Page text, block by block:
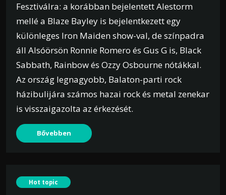
Fesztiválra: a korábban bejelentett Alestorm
mellé a Blaze Bayley is bejelentkezett egy
különleges Iron Maiden show-val, de színpadra
áll Alsóörsön Ronnie Romero és Gus G is, Black
Sabbath, Rainbow és Ozzy Osbourne nótákkal.
Az ország legnagyobb, Balaton-parti rock
házibulijára számos hazai rock és metal zenekar
is visszaigazolta az érkezését.
Bővebben
Hot topic